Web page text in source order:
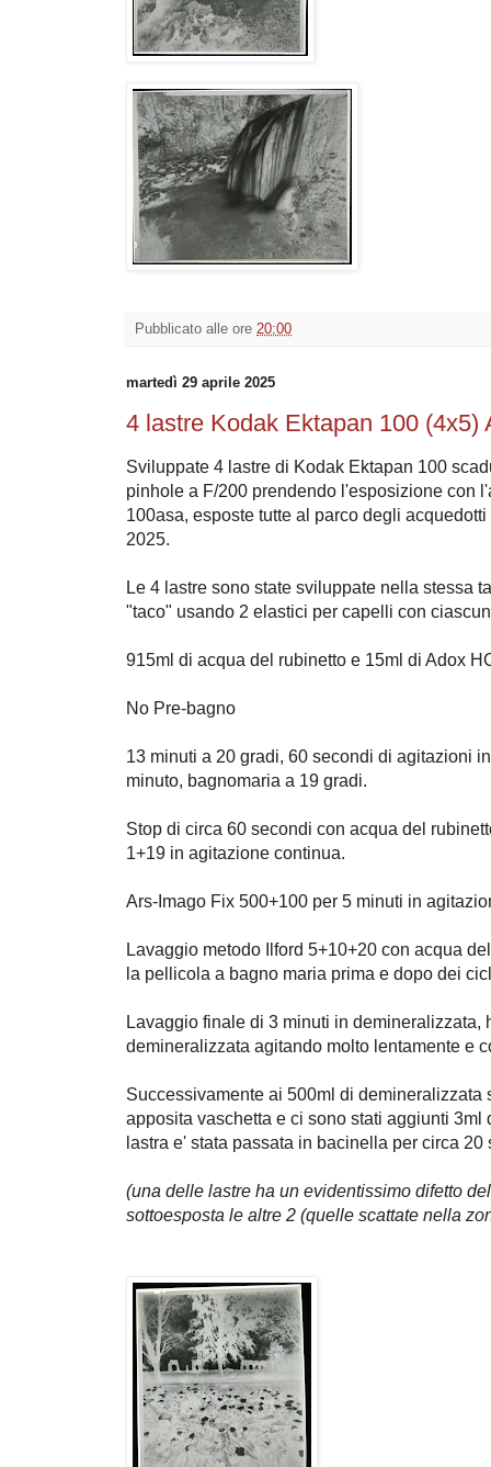
Pubblicato alle ore 20:00
martedì 29 aprile 2025
4 lastre Kodak Ektapan 100 (4x5)
Sviluppate 4 lastre di Kodak Ektapan 100
pinhole a F/200 prendendo l'esposizione con
100asa, esposte tutte al parco degli
2025.
Le 4 lastre sono state sviluppate nella stessa
"taco" usando 2 elastici per capelli con
915ml di acqua del rubinetto e 15ml di Adox
No Pre-bagno
13 minuti a 20 gradi, 60 secondi di agitazioni
minuto, bagnomaria a 19 gradi.
Stop di circa 60 secondi con acqua del
1+19 in agitazione continua.
Ars-Imago Fix 500+100 per 5 minuti in
Lavaggio metodo Ilford 5+10+20 con acqua
la pellicola a bagno maria prima e dopo dei
Lavaggio finale di 3 minuti in demineralizzata,
demineralizzata agitando molto lentamente e
Successivamente ai 500ml di demineralizzata
apposita vaschetta e ci sono stati aggiunti 3ml
lastra e' stata passata in bacinella per circa
(una delle lastre ha un evidentissimo difetto
sottoesposta le altre 2 (quelle scattate nella